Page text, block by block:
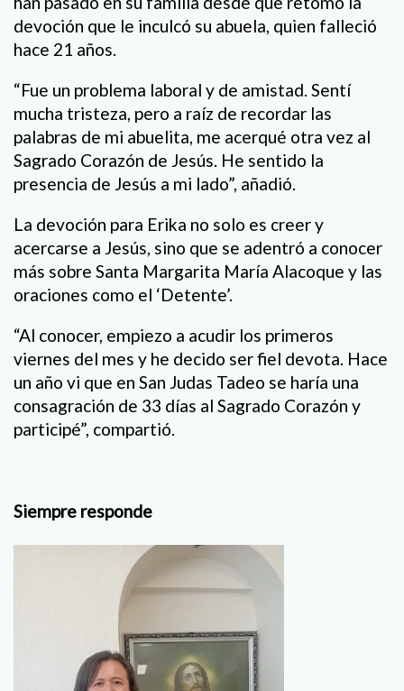
devoción que le inculcó su abuela, quien falleció
hace 21 años.
“Fue un problema laboral y de amistad. Sentí
mucha tristeza, pero a raíz de recordar las
palabras de mi abuelita, me acerqué otra vez al
Sagrado Corazón de Jesús. He sentido la
presencia de Jesús a mi lado”, añadió.
La devoción para Erika no solo es creer y
acercarse a Jesús, sino que se adentró a conocer
más sobre Santa Margarita María Alacoque y las
oraciones como el ‘Detente’.
“Al conocer, empiezo a acudir los primeros
viernes del mes y he decido ser fiel devota. Hace
un año vi que en San Judas Tadeo se haría una
consagración de 33 días al Sagrado Corazón y
participé”, compartió.
Siempre responde